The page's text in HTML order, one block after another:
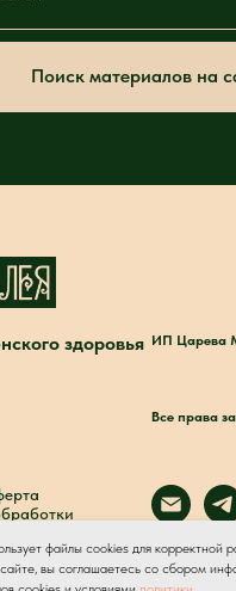
Поиск материалов на
здоровья ИП Царева
Все права
файлы cookies для корректной
вы соглашаетесь со сбором